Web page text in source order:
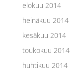
elokuu 2014
heinäkuu 2014
kesäkuu 2014
toukokuu 2014
huhtikuu 2014